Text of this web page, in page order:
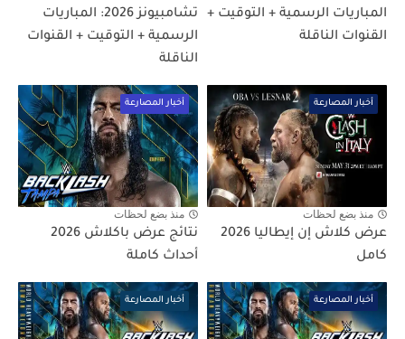
المباريات الرسمية + التوقيت +
القنوات الناقلة
تشامبيونز 2026: المباريات
الرسمية + التوقيت + القنوات
الناقلة
أخبار المصارعة
منذ بضع لحظات
عرض كلاش إن إيطاليا 2026
كامل
أخبار المصارعة
منذ بضع لحظات
نتائج عرض باكلاش 2026
أحداث كاملة
أخبار المصارعة أخبار المصارعة